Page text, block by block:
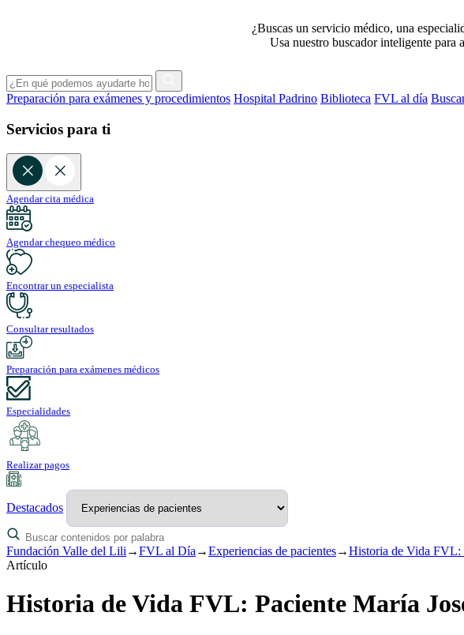
¿Buscas un servicio médico, una
Usa nuestro buscador inteligente
Preparación para exámenes y procedimientos Hospital Padrino Biblioteca FVL al día
Servicios para ti
Agendar cita médica
Agendar chequeo médico
Encontrar un especialista
Consultar resultados
Preparación para exámenes médicos
Especialidades
Realizar pagos
Destacados
Fundación Valle del Lili →FVL al Día →Experiencias de pacientes→Historia de Vida FVL:
Artículo
Historia de Vida FVL: Paciente María